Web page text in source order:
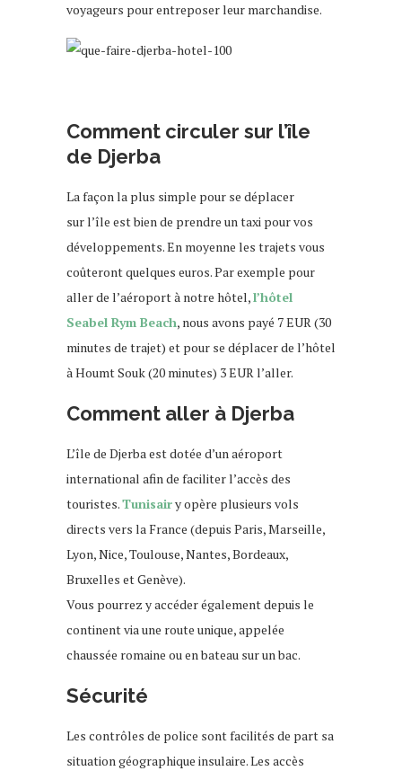
voyageurs pour entreposer leur marchandise.
Comment circuler sur l’île
de Djerba
La façon la plus simple pour se déplacer
sur l’île est bien de prendre un taxi pour vos
développements. En moyenne les trajets vous
coûteront quelques euros. Par exemple pour
aller de l’aéroport à notre hôtel,l’hôtel
Seabel Rym Beach, nous avons payé 7 EUR (30
minutes de trajet) et pour se déplacer de l’hôtel
à Houmt Souk (20 minutes) 3 EUR l’aller.
Comment aller à Djerba
L’île de Djerba est dotée d’un aéroport
international afin de faciliter l’accès des
touristes.Tunisairy opère plusieurs vols
directs vers la France (depuis Paris, Marseille,
Lyon, Nice, Toulouse, Nantes, Bordeaux,
Bruxelles et Genève).
Vous pourrez y accéder également depuis le
continent via une route unique, appelée
chaussée romaine ou en bateau sur un bac.
Sécurité
Les contrôles de police sont facilités de part sa
situation géographique insulaire. Les accès